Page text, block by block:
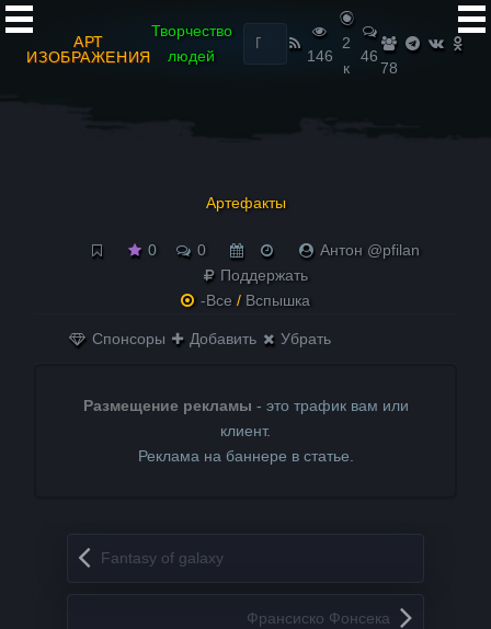
АРТ
ИЗОБРАЖЕНИЯ
Творчество
людей
Найти:
146
2
к
46
78
Артефакты
0 0
Антон @pfilan
Поддержать
-Все / Вспышка
Спонсоры Добавить Убрать
Размещение рекламы - это трафик вам или
клиент.
Реклама на баннере в статье.
Запись навигация
Fantasy of galaxy
Франсиско Фонсека